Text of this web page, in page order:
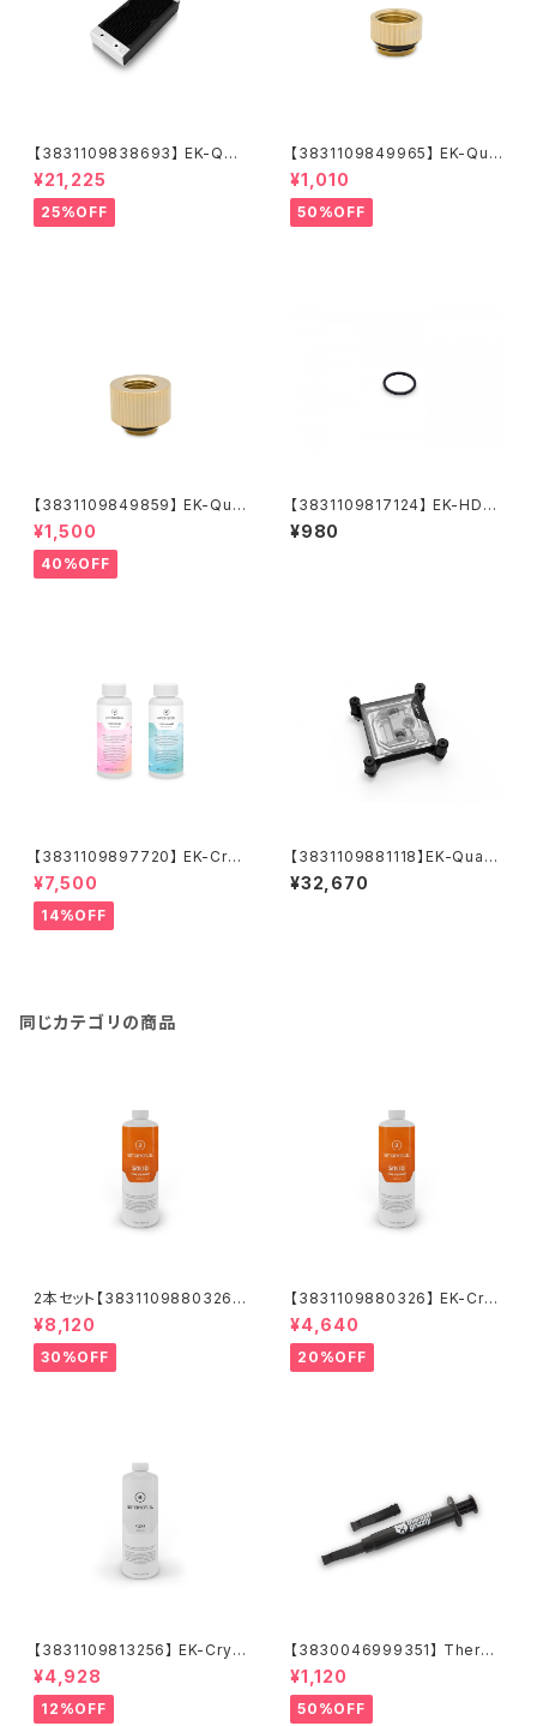
【3831109838693】 EK-Qua
ntum Surface X240M - Bla
ck
¥21,225
25%OFF
【3831109849965】 EK-Qua
ntum Torque Micro Extend
er Static MF 7 - Gold
¥1,010
50%OFF
【3831109849859】 EK-Qua
ntum Torque Extender Stat
ic MF 14 - Gold
¥1,500
40%OFF
【3831109817124】 EK-HDC
Fitting 16mm O-Ring (6pc
s)
¥980
【3831109897720】 EK-Cry
oFuel Loop Cleaner + Sup
erflush (Concentrate 250m
L)
¥7,500
14%OFF
【3831109881118】EK-Quant
um Velocity³ 1700/1851/AM
5 - Plexi
¥32,670
同じカテゴリの商品
2本セット【3831109880326】
EK-CryoFuel Solid Fire Ora
nge (Premix 1000mL)
¥8,120
30%OFF
【3831109880326】 EK-Cry
oFuel Solid Fire Orange (P
remix 1000mL)
¥4,640
20%OFF
【3831109813256】 EK-Cryo
Fuel Clear (Premix 1000m
L)
¥4,928
12%OFF
【3830046999351】 Therm
al Grizzly Hydronaut (1.5m
L / 3.9g)
¥1,120
50%OFF